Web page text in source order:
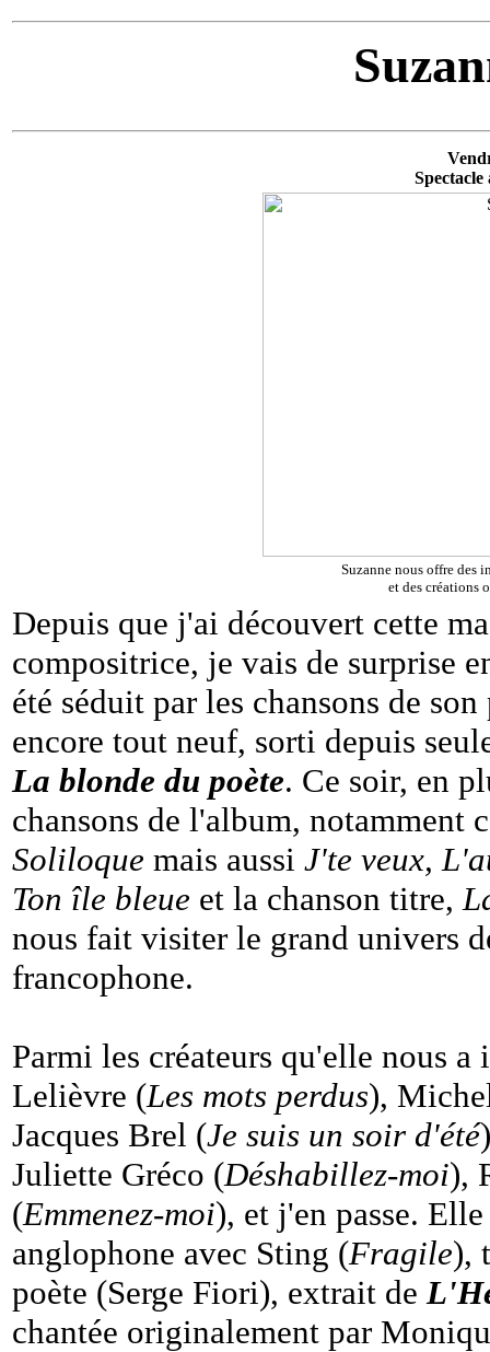
Spectacle
Suzanne nous offre des
et des créations
Depuis que j'ai découvert cette
compositrice, je vais de surprise
été séduit par les chansons de
encore tout neuf, sorti depuis
La blonde du poète. Ce soir, en
chansons de l'album, notamment
Soliloque mais aussi J'te veux,
Ton île bleue et la chanson titre,
nous fait visiter le grand univers
francophone.
Parmi les créateurs qu'elle nous
Lelièvre (Les mots perdus),
Jacques Brel (Je suis un soir d'été
Juliette Gréco (Déshabillez-moi),
(Emmenez-moi), et j'en passe.
anglophone avec Sting (Fragile),
poète (Serge Fiori), extrait de
chantée originalement par